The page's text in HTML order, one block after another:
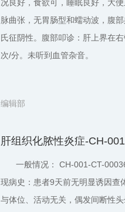
况良好，食欲可，睡眠良好，大
脉曲张，无胃肠型和蠕动波，腹
氏征阴性。腹部叩诊：肝上界在
次/分。未听到血管杂音。
编辑部
肝组织化脓性炎症-CH-
一般情况： CH-001-CT-
现病史：患者9天前无明显诱因查
与体位、活动无关，偶发间断性